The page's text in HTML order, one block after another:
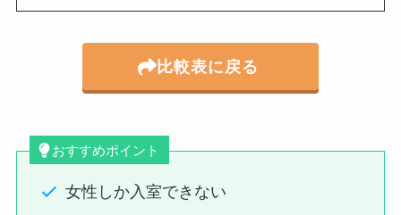
比較表に戻る
おすすめポイント
女性しか入室できない